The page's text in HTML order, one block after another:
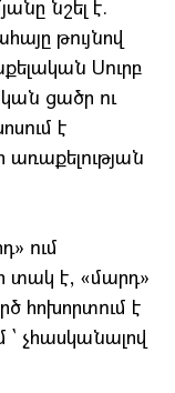
նշել է.
թույնով
Սուրբ
ցածր ու
է
առաքելության
ում
տակ է, «մարդ»
հոխորտում է
` չհասկանալով